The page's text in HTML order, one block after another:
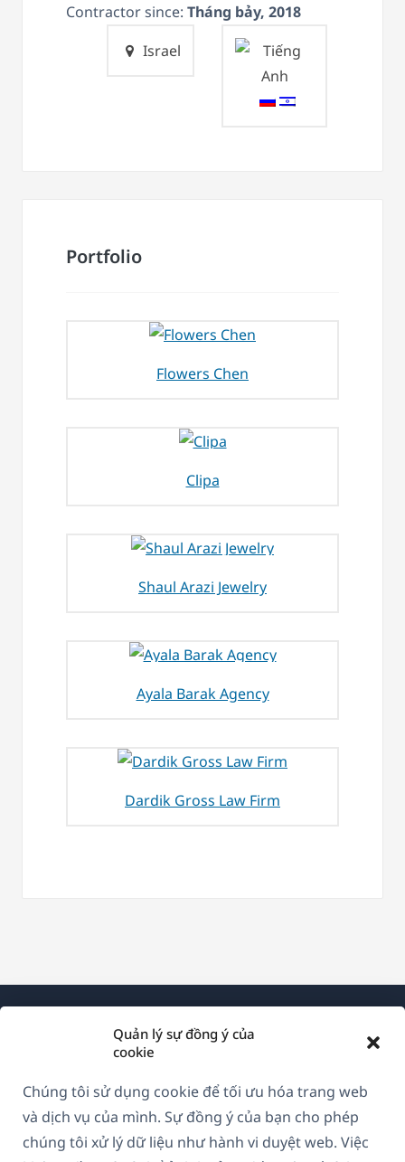
Quản lý sự đồng ý của
cookie
Chúng tôi sử dụng cookie để tối ưu hóa trang web
và dịch vụ của mình. Sự đồng ý của bạn cho phép
chúng tôi xử lý dữ liệu như hành vi duyệt web. Việc
Contractor since: Tháng bảy, 2018
Israel
Portfolio
Flowers Chen
Clipa
Shaul Arazi Jewelry
Ayala Barak Agency
Dardik Gross Law Firm
GDPR & Chính sách Bảo mật